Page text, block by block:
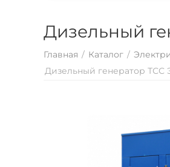
Дизельный
Главная / Каталог /